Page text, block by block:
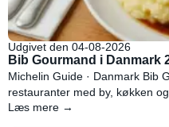
Udgivet den 04-08-2026
Bib Gourmand i Danmark
Michelin Guide · Danmark Bib
restauranter med by, køkken og
Læs mere →